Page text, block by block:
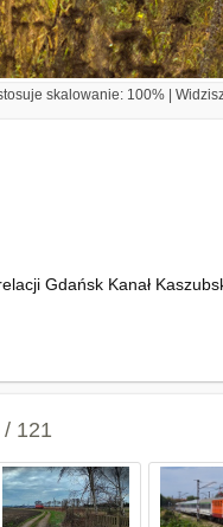
skalowanie: 100% |
Gdańsk Kanał
121